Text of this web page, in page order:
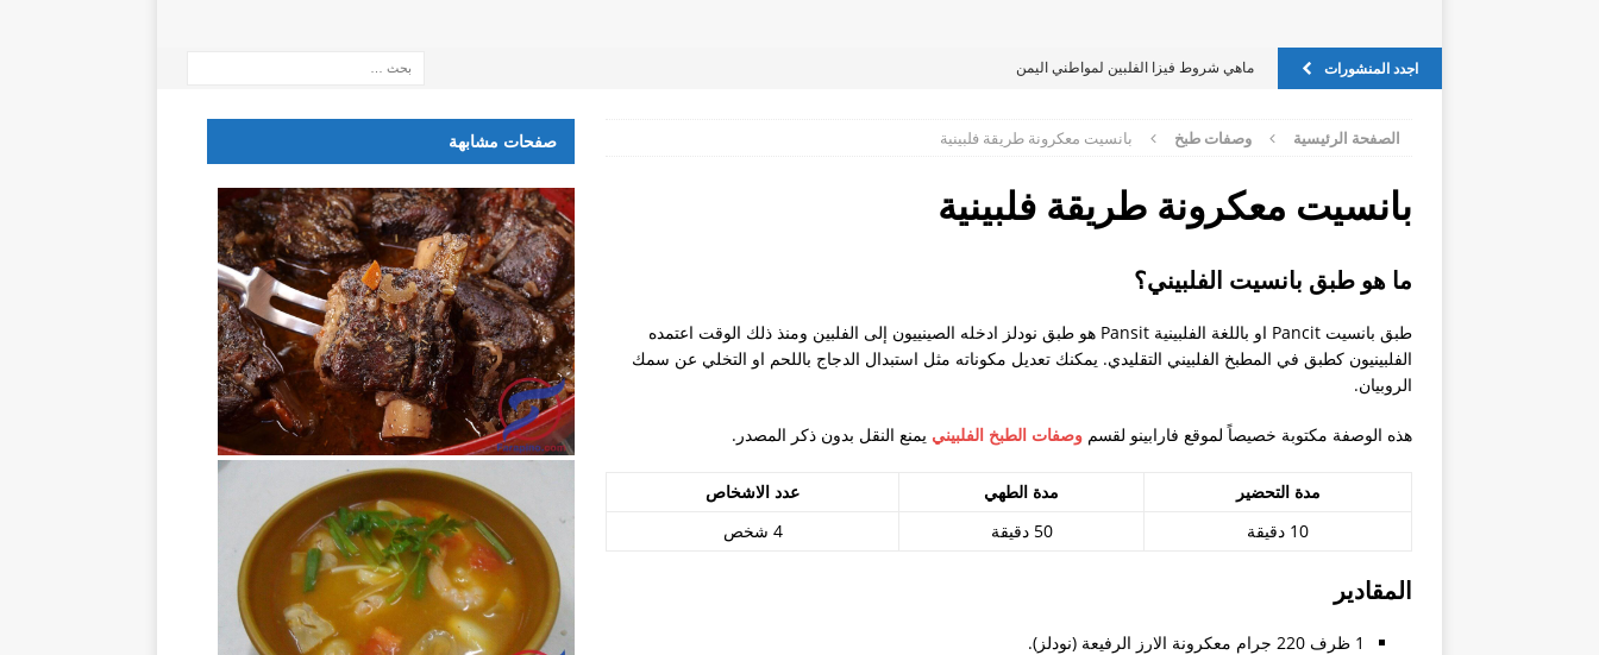
اجدد المنشورات
ماهي شروط فيزا الفلبين لمواطني اليمن
فيزا للفليبين للسوريين
فيزا للفليبين للسوريين
الدول المسموحه لجواز الفلبين
إستفسار حول الفيزا بالنسبة للسعوديين
هل توافق السلطات السعودية على استقدام زوجة كاثوليكية متزوجة من مسلم؟ و هل ذلك يتطلب اختيار
الأوراق المطلوبة للمتزوج من فلبنية و يوجد طفل و يرغب في الإقامة في الفلبين
الصفحة الرئيسية وصفات طبخ بانسيت معكرونة طريقة فلبينية
بانسيت معكرونة طريقة فلبينية
ما هو طبق بانسيت الفلبيني؟
طبق بانسيت Pancit او باللغة الفلبينية Pansit هو طبق نودلز ادخله الصينييون إلى الفلبين ومنذ ذلك الوقت اعتمده
الفلبينيون كطبق في المطبخ الفلبيني التقليدي. يمكنك تعديل مكوناته مثل استبدال الدجاج باللحم او التخلي عن سمك
الروبيان.
هذه الوصفة مكتوبة خصيصاً لموقع فارابينو لقسم وصفات الطبخ الفلبيني يمنع النقل بدون ذكر المصدر.
مدة التحضير مدة الطهي
عدد الاشخاص
10 دقيقة
50 دقيقة 4 شخص
المقادير
1 ظرف 220 جرام معكرونة الارز الرفيعة (نودلز).
صفحات مشابهة